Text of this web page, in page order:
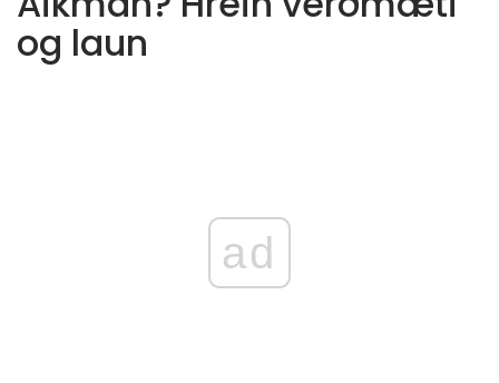
og laun
ad